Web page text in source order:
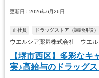
更新日：2026年6月26日
正社員 ドラッグストア（調剤併設）
ウエルシア薬局株式会社 ウエル
【堺市西区】多彩な
実♪高給与のドラッグ